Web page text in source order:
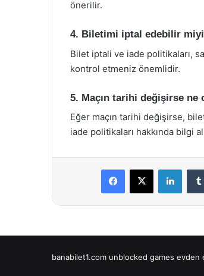
önerilir.
4. Biletimi iptal edebilir
Bilet iptali ve iade politikaları,
kontrol etmeniz önemlidir.
5. Maçın tarihi değişirse ne
Eğer maçın tarihi değişirse,
iade politikaları hakkında bilgi
Facebook
X
banabilet1.com unblocked games evden